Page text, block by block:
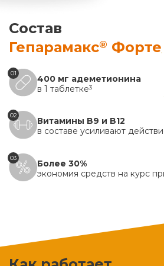
Состав
Гепарамакс® Форте
01
400 мг адеметионина
в 1 таблетке3
02
Витамины B9 и B12
в составе усиливают
03
Более 30%
экономия средств на курс